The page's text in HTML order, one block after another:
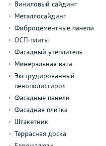
Виниловый сайдинг
Металлосайдинг
Фиброцементные панели
ОСП-плиты
Фасадный утеплитель
Минеральная вата
Экструдированный
пенополистирол
Фасадные панели
Фасадная плитка
Штакетник
Террасная доска